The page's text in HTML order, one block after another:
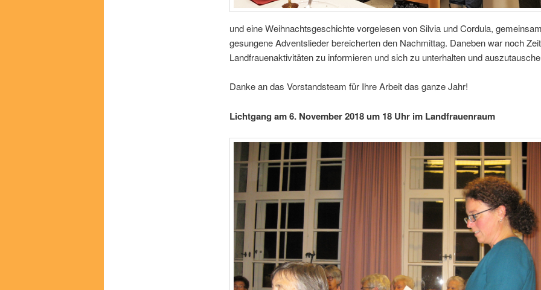
und eine Weihnachtsgeschichte vorgelesen von Silvia und Cordula,
gesungene Adventslieder bereicherten den Nachmittag. Daneben war noch
Landfrauenaktivitäten zu informieren und sich zu unterhalten und
Danke an das Vorstandsteam für Ihre Arbeit das ganze Jahr!
Lichtgang am 6. November 2018 um 18 Uhr im Landfrauenraum